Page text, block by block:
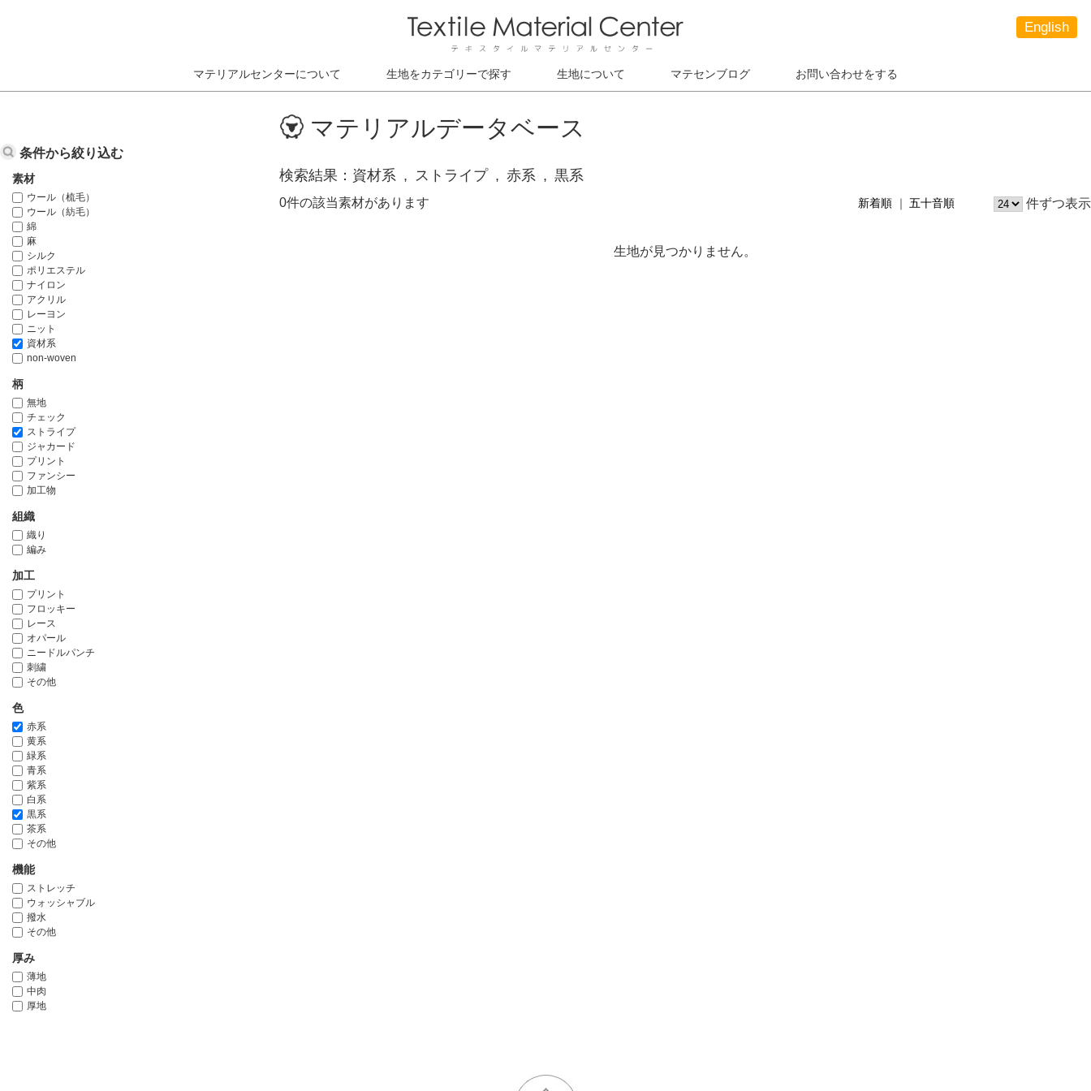
English
マテリアルセンターについて 生地をカテゴリーで探す 生地について マテセンブログ お問い合わせをする
マテリアルデータベース
検索結果 資材系 ストライプ 赤系 黒系
0件の該当素材があります 新着順 五十音順 件ずつ表示
生地が見つかりません。
条件から絞り込む
素材
ウール（梳毛）
ウール（紡毛）
綿
麻
シルク
ポリエステル
ナイロン
アクリル
レーヨン
ニット
資材系
non-woven
柄
無地
チェック
ストライプ
ジャカード
プリント
ファンシー
加工物
組織
織り
編み
加工
プリント
フロッキー
レース
オパール
ニードルパンチ
刺繍
その他
色
赤系
黄系
緑系
青系
紫系
白系
黒系
茶系
その他
機能
ストレッチ
ウォッシャブル
撥水
その他
厚み
薄地
中肉
厚地